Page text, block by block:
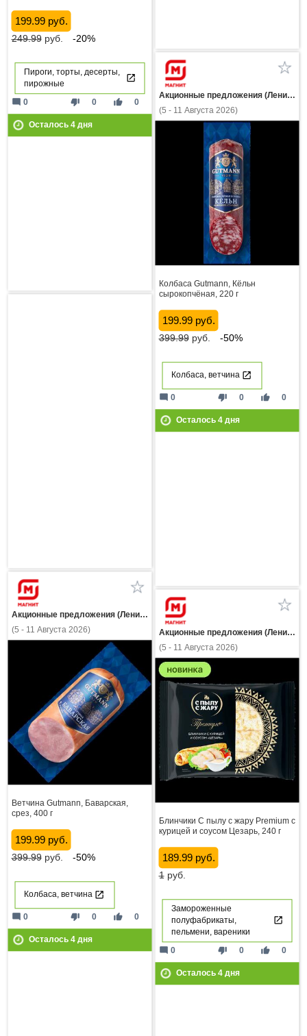
199.99 руб.
249.99руб. -20%
Пироги, торты, десерты,
пирожные
thumb_down 0 thumb_up 0
mode_comment 0
Осталось 4дня
Акционные предложения (Ленинградская область)
(5 - 11 Августа 2026)
Колбаса Gutmann, Кёльн
сырокопчёная, 220 г
199.99 руб.
399.99руб. -50%
Колбаса, ветчина
thumb_down 0 thumb_up 0
mode_comment 0
Осталось 4дня
Акционные предложения (Ленинградская область)
(5 - 11 Августа 2026)
Ветчина Gutmann, Баварская,
срез, 400 г
199.99 руб.
399.99руб. -50%
Колбаса, ветчина
thumb_down 0 thumb_up 0
mode_comment 0
Осталось 4дня
Акционные предложения (Ленинградская область)
(5 - 11 Августа 2026)
Блинчики С пылу с жару Premium с
курицей и соусом Цезарь, 240 г
189.99 руб.
1руб.
Замороженные
полуфабрикаты,
пельмени, вареники
thumb_down 0 thumb_up 0
mode_comment 0
Осталось 4дня